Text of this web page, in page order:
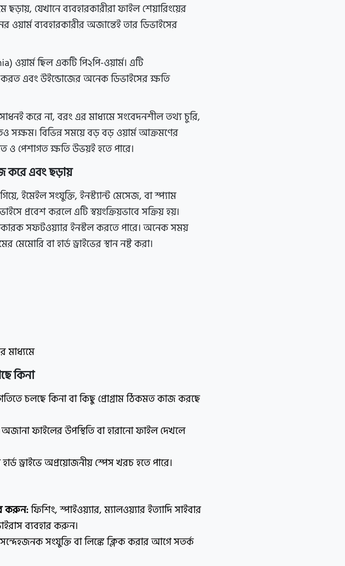
ছড়ায়, যেখানে ব্যবহারকারীরা ফাইল শেয়ারিংয়ের
ব্যবহারকারীর অজান্তেই তার ডিভাইসের
ওয়ার্ম ছিল একটি পি২পি-ওয়ার্ম। এটি
করত এবং উইন্ডোজের অনেক ডিভাইসের ক্ষতি
করে না, বরং এর মাধ্যমে সংবেদনশীল তথ্য চুরি,
সক্ষম। বিভিন্ন সময়ে বড় বড় ওয়ার্ম আক্রমণের
ও পেশাগত ক্ষতি উভয়ই হতে পারে।
করে এবং ছড়ায়
ইমেইল সংযুক্তি, ইনস্ট্যান্ট মেসেজ, বা স্প্যাম
প্রবেশ করলে এটি স্বয়ংক্রিয়ভাবে সক্রিয় হয়।
সফটওয়্যার ইনস্টল করতে পারে। অনেক সময়
বা হার্ড ড্রাইভের স্থান নষ্ট করা।
মাধ্যমে
কিনা
চলছে কিনা বা কিছু প্রোগ্রাম ঠিকমত কাজ করছে
ফাইলের উপস্থিতি বা হারানো ফাইল দেখলে
হার্ড ড্রাইভে অপ্রয়োজনীয় স্পেস খরচ হতে পারে।
করুন:ফিশিং, স্পাইওয়্যার, ম্যালওয়্যার ইত্যাদি সাইবার
ব্যবহার করুন।
সংযুক্তি বা লিঙ্কে ক্লিক করার আগে সতর্ক